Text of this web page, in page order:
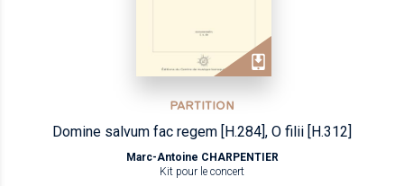
PARTITION
Domine salvum fac regem [H.284], O filii [H.312]
Marc-Antoine CHARPENTIER
Kit pour le concert